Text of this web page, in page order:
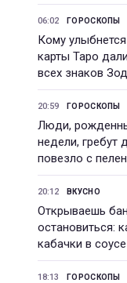
06:02 ГОРОСКОПЫ
Кому
карты Таро
всех знаков
20:59 ГОРОСКОПЫ
Люди,
недели, гребут
повезло с
20:12 ВКУСНО
Открываешь
остановиться:
кабачки в
18:13 ГОРОСКОПЫ